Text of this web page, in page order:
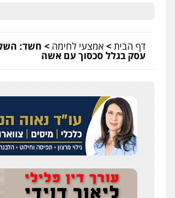
דף הבית>אמצעי לחימה > חשד:
עסק בגלל סכסוך עם אשה